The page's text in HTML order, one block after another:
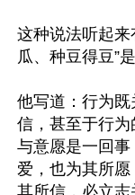
这种说法听起来
瓜、种豆得豆”
他写道：行为
信，甚至于行
与意愿是一回
爱，也为其所
其所信，必立